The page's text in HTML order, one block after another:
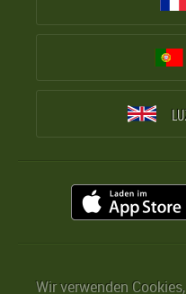
Wir verwenden